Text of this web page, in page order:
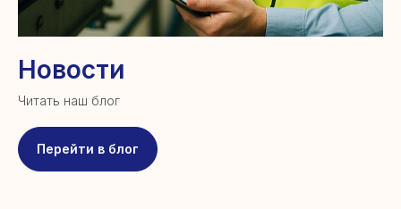
Новости
Читать наш блог
Перейти в блог